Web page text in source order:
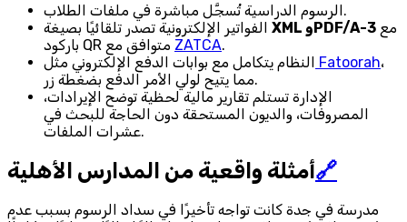
الرسوم الدراسية تُسجَّل مباشرة في ملفات الطلاب.
XML وPDF/A-3
ZATCA.
النظام يتكامل مع بوابات الدفع الإلكتروني مثل Fatoorah،
مما يتيح لولي الأمر الدفع بضغطة زر.
الإدارة تستلم تقارير مالية لحظية توضح الإيرادات،
المصروفات، والديون المستحقة دون الحاجة للبحث في
عشرات الملفات.
أمثلة واقعية من المدارس الأهلية🔗
مدرسة في جدة كانت تواجه تأخيرًا في سداد الرسوم بسبب عدم